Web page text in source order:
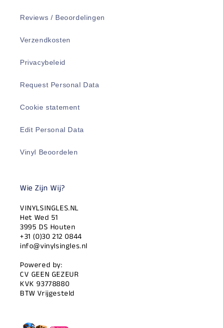
Reviews / Beoordelingen
Verzendkosten
Privacybeleid
Request Personal Data
Cookie statement
Edit Personal Data
Vinyl Beoordelen
Wie Zijn Wij?
VINYLSINGLES.NL
Het Wed 51
3995 DS Houten
+31 (0)30 212 0844
info@vinylsingles.nl
Powered by:
CV GEEN GEZEUR
KVK 93778880
BTW Vrijgesteld